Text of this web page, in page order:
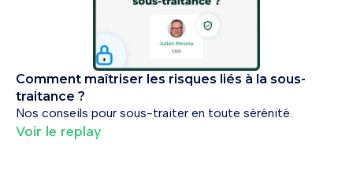
Comment maîtriser les risques liés à la sous-
traitance ?
Nos conseils pour sous-traiter en toute sérénité.
Voir le replay